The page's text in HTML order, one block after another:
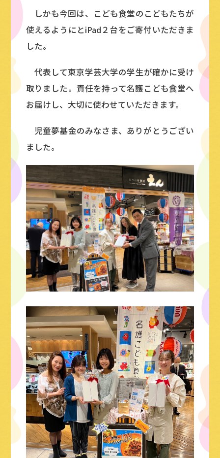
しかも今回は、こども食堂のこどもたちが
使えるようにとiPad２台をご寄付いただきま
した。
代表して東京学芸大学の学生が確かに受け
取りました。責任を持って名護こども食堂へ
お届けし、大切に使わせていただきます。
児童夢基金のみなさま、ありがとうござい
ました。